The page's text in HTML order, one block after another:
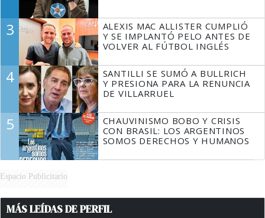
3
ALEXIS MAC ALLISTER CUMPLIÓ
Y SE IMPLANTÓ PELO ANTES DE
VOLVER AL FÚTBOL INGLÉS
4
SANTILLI SE SUMÓ A BULLRICH
Y PRESIONA PARA LA RENUNCIA
DE VILLARRUEL
5
CHAUVINISMO BOBO Y CRISIS
CON BRASIL: LOS ARGENTINOS
SOMOS DERECHOS Y HUMANOS
Espacio Publicitario
MÁS LEÍDAS DE PERFIL